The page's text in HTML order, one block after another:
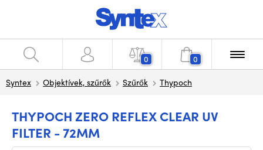
0 0
Syntex Objektívek, szűrők Szűrők Thypoch
THYPOCH ZERO REFLEX CLEAR UV
FILTER - 72MM